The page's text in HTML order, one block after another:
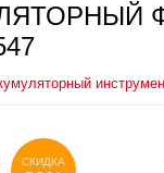
СКИДКА